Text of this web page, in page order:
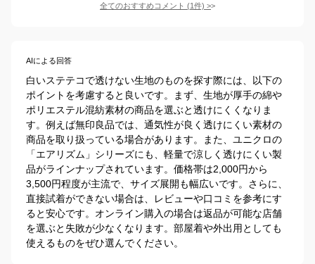
全てのおすすめコメント (1件) >
AIによる回答
白いステテコで透けない生地のものを探す際には、以下の
ポイントを考慮すると良いです。まず、生地が厚手の綿や
ポリエステル混紡素材の商品を選ぶと透けにくくなりま
す。例えば無印良品では、通気性が良く透けにくい素材の
商品を取り扱っている場合があります。また、ユニクロの
「エアリズム」シリーズにも、軽量で涼しく透けにくい製
品がラインナップされています。価格帯は2,000円から
3,500円程度が主流で、サイズ展開も幅広いです。さらに、
直接試着ができない場合は、レビューや口コミを参考にす
ると安心です。オンライン購入の場合は返品が可能な店舗
を選ぶと失敗が少なくなります。部屋着や外出用としても
使えるものをぜひ選んでください。